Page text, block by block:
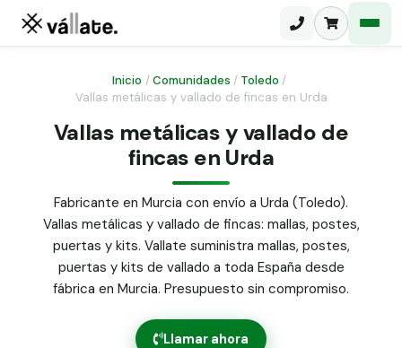
Malla ganadera
Malla simple torsión
Malla triple torsión
Panel malla H.
Puerta abatible dos hojas
Puerta acceso peatonal
Poste malla Hércules
Poste malla simple torsión
Alambre de espino galvanizado
Alambre liso galvanizado
Malla ocultación 70 g/m² verde
Inicio /Comunidades / Toledo /
Vallas metálicas y vallado de fincas en Urda
Vallas metálicas y vallado de
fincas en Urda
Fabricante en Murcia con envío a Urda (Toledo).
Vallas metálicas y vallado de fincas: mallas, postes,
puertas y kits. Vallate suministra mallas, postes,
puertas y kits de vallado a toda España desde
fábrica en Murcia. Presupuesto sin compromiso.
Llamar ahora